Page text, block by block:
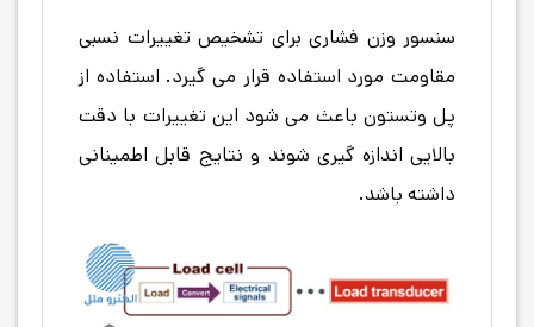
سنسور وزن فشاری برای تشخیص تغییرات نسبی
مقاومت مورد استفاده قرار می گیرد. استفاده از
پل وتستون باعث می شود این تغییرات با دقت
بالایی اندازه گیری شوند و نتایج قابل اطمینانی
داشته باشد.